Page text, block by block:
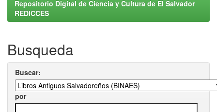
Repositorio Digital de Ciencia y Cultura de El Salvador
REDICCES
Busqueda
Buscar:
por